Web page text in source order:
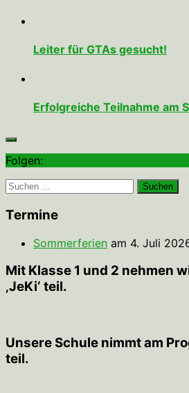
Leiter für GTAs gesucht!
Erfolgreiche Teilnahme am
Folgen:
Suchen
Termine
Sommerferien am 4. Juli
Mit Klasse 1 und 2 nehmen
‚JeKi‘ teil.
Unsere Schule nimmt am
teil.